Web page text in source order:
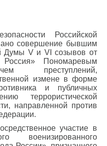
Российской
совершение бывшим
Думы V и VI созывов от
Пономаревым
преступлений,
измене в форме
и публичных
террористической
направленной против
участие в
военизированного